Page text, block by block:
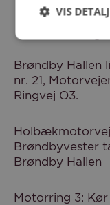
Find vej
Brøndby
nr. 21,
Ringvej O3.
Brøndbyvester
Brøndby Hallen
Motorring 3:
VIS